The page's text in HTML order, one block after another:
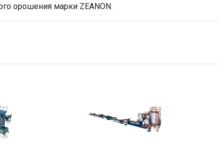
орошения марки ZEANON.